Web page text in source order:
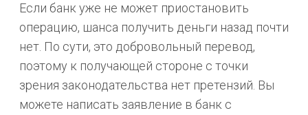
Если банк уже не может приостановить
операцию, шанса получить деньги назад почти
нет. По сути, это добровольный перевод,
поэтому к получающей стороне с точки
зрения законодательства нет претензий. Вы
можете написать заявление в банк с